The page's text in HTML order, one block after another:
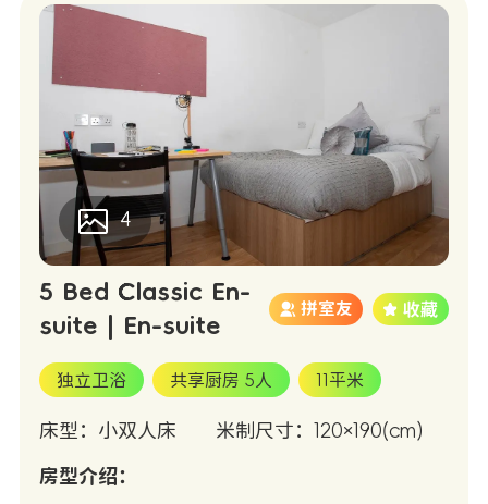
4
5 Bed Classic En-
suite | En-suite
拼室友
独立卫浴 共享厨房 5人 11平米
床型：小双人床 米制尺寸：120×190(cm)
房型介绍：